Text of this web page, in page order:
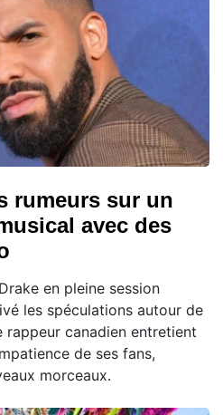
rumeurs sur un
avec des
en pleine session
les spéculations autour de
rappeur canadien entretient
de ses fans,
morceaux.